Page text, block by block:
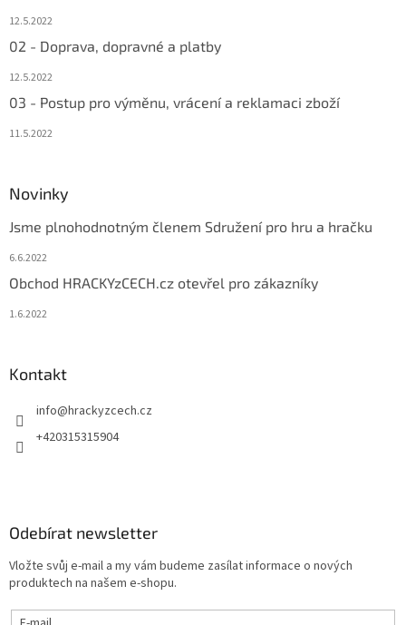
12.5.2022
02 - Doprava, dopravné a platby
12.5.2022
03 - Postup pro výměnu, vrácení a reklamaci zboží
11.5.2022
Novinky
Jsme plnohodnotným členem Sdružení pro hru a hračku
6.6.2022
Obchod HRACKYzCECH.cz otevřel pro zákazníky
1.6.2022
Kontakt
info@hrackyzcech.cz
+420315315904
Odebírat newsletter
Vložte svůj e-mail a my vám budeme zasílat informace o nových
produktech na našem e-shopu.